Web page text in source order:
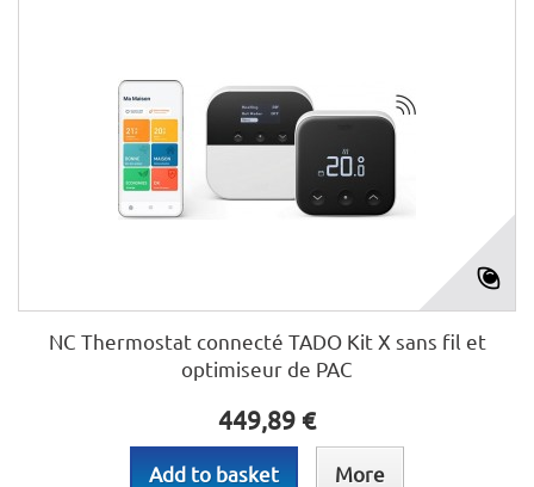
NC Thermostat connecté TADO Kit X sans fil et
optimiseur de PAC
449,89 €
Add to basket More